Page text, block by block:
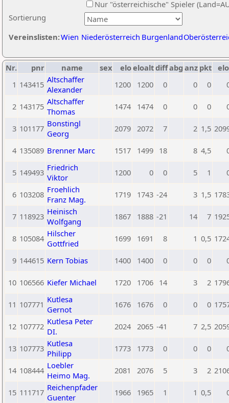
Sortierung
Nur "österreichische" Spieler
Vereinslisten:Wien Niederösterreich Burgenland
Nr. pnr name sex eloeloaltdiffabg anz pkt
1 143415 Altschaffer
Alexander
1200 1200 0 0 0
2 143175 Altschaffer
Thomas
1474 1474 0 0 0
3 101177 Bonstingl
Georg
2079 2072 7 2 1,5
4 135089 Brenner Marc 1517 1499 18 8 4,5
5 149493 Friedrich
Viktor
1200 0 0 5 1
6 103208 Froehlich
Franz Mag.
1719 1743 -24 3 1,5
7 118923 Heinisch
Wolfgang
1867 1888 -21 14 7
8 105084 Hilscher
Gottfried
1699 1691 8 1 0,5
9 144615 Kern Tobias 1400 1400 0 0 0
10 106566 Kiefer Michael 1720 1706 14 3 2
11 107771 Kutlesa
Gernot
1676 1676 0 0 0
12 107772 Kutlesa Peter
DI.
2024 2065 -41 7 2,5
13 107773 Kutlesa
Philipp
1773 1773 0 0 0
14 108444 Loebler
Heimo Mag.
2081 2076 5 3 2
15 111717 Reichenpfader
Guenter
1966 1965 1 1 0,5